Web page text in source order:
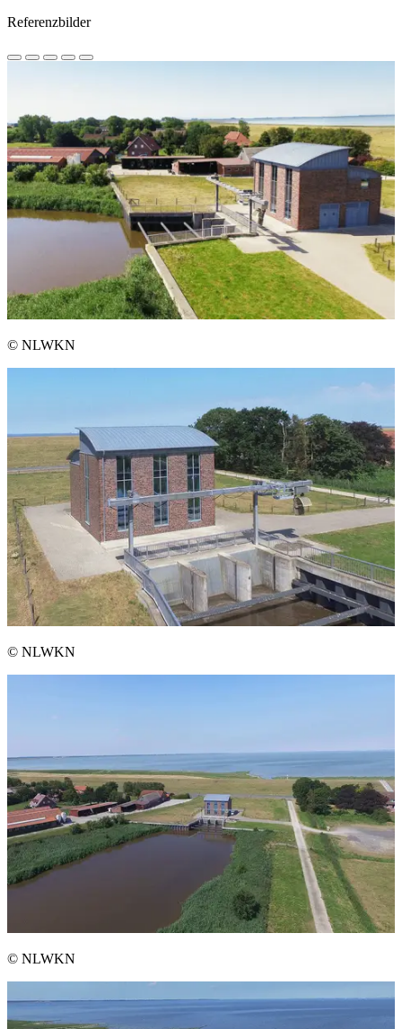
Referenzbilder
© NLWKN
© NLWKN
© NLWKN